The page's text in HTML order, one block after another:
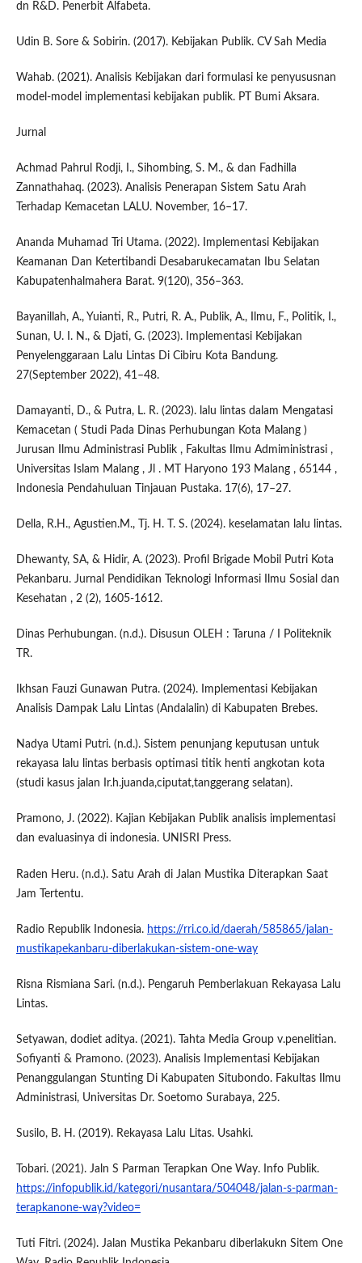
dn R&D. Penerbit Alfabeta.
Udin B. Sore & Sobirin. (2017). Kebijakan Publik. CV Sah Media
Wahab. (2021). Analisis Kebijakan dari formulasi ke penyususnan
model-model implementasi kebijakan publik. PT Bumi Aksara.
Jurnal
Achmad Pahrul Rodji, I., Sihombing, S. M., & dan Fadhilla
Zannathahaq. (2023). Analisis Penerapan Sistem Satu Arah
Terhadap Kemacetan LALU. November, 16–17.
Ananda Muhamad Tri Utama. (2022). Implementasi Kebijakan
Keamanan Dan Ketertibandi Desabarukecamatan Ibu Selatan
Kabupatenhalmahera Barat. 9(120), 356–363.
Bayanillah, A., Yuianti, R., Putri, R. A., Publik, A., Ilmu, F., Politik, I.,
Sunan, U. I. N., & Djati, G. (2023). Implementasi Kebijakan
Penyelenggaraan Lalu Lintas Di Cibiru Kota Bandung.
27(September 2022), 41–48.
Damayanti, D., & Putra, L. R. (2023). lalu lintas dalam Mengatasi
Kemacetan ( Studi Pada Dinas Perhubungan Kota Malang )
Jurusan Ilmu Administrasi Publik , Fakultas Ilmu Admiministrasi ,
Universitas Islam Malang , Jl . MT Haryono 193 Malang , 65144 ,
Indonesia Pendahuluan Tinjauan Pustaka. 17(6), 17–27.
Della, R.H., Agustien.M., Tj. H. T. S. (2024). keselamatan lalu lintas.
Dhewanty, SA, & Hidir, A. (2023). Profil Brigade Mobil Putri Kota
Pekanbaru. Jurnal Pendidikan Teknologi Informasi Ilmu Sosial dan
Kesehatan , 2 (2), 1605-1612.
Dinas Perhubungan. (n.d.). Disusun OLEH : Taruna / I Politeknik
TR.
Ikhsan Fauzi Gunawan Putra. (2024). Implementasi Kebijakan
Analisis Dampak Lalu Lintas (Andalalin) di Kabupaten Brebes.
Nadya Utami Putri. (n.d.). Sistem penunjang keputusan untuk
rekayasa lalu lintas berbasis optimasi titik henti angkotan kota
(studi kasus jalan Ir.h.juanda,ciputat,tanggerang selatan).
Pramono, J. (2022). Kajian Kebijakan Publik analisis implementasi
dan evaluasinya di indonesia. UNISRI Press.
Raden Heru. (n.d.). Satu Arah di Jalan Mustika Diterapkan Saat
Jam Tertentu.
Radio Republik Indonesia. https://rri.co.id/daerah/585865/jalan-
mustikapekanbaru-diberlakukan-sistem-one-way
Risna Rismiana Sari. (n.d.). Pengaruh Pemberlakuan Rekayasa Lalu
Lintas.
Setyawan, dodiet aditya. (2021). Tahta Media Group v.penelitian.
Sofiyanti & Pramono. (2023). Analisis Implementasi Kebijakan
Penanggulangan Stunting Di Kabupaten Situbondo. Fakultas Ilmu
Administrasi, Universitas Dr. Soetomo Surabaya, 225.
Susilo, B. H. (2019). Rekayasa Lalu Litas. Usahki.
Tobari. (2021). Jaln S Parman Terapkan One Way. Info Publik.
https://infopublik.id/kategori/nusantara/504048/jalan-s-parman-
terapkanone-way?video=
Tuti Fitri. (2024). Jalan Mustika Pekanbaru diberlakukn Sitem One